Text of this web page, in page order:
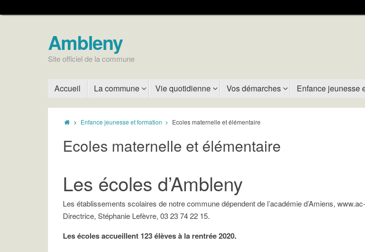
Ambleny
Site officiel de la commune
Accueil La commune Vie quotidienne Vos démarches Enfance jeunesse
Enfance jeunesse et formation Ecoles maternelle et élémentaire
Ecoles maternelle et élémentaire
Les écoles d’Ambleny
Les établissements scolaires de notre commune dépendent de l’académie d’Amiens,
Directrice, Stéphanie Lefèvre, 03 23 74 22 15.
Les écoles accueillent 123 élèves à la rentrée 2020.